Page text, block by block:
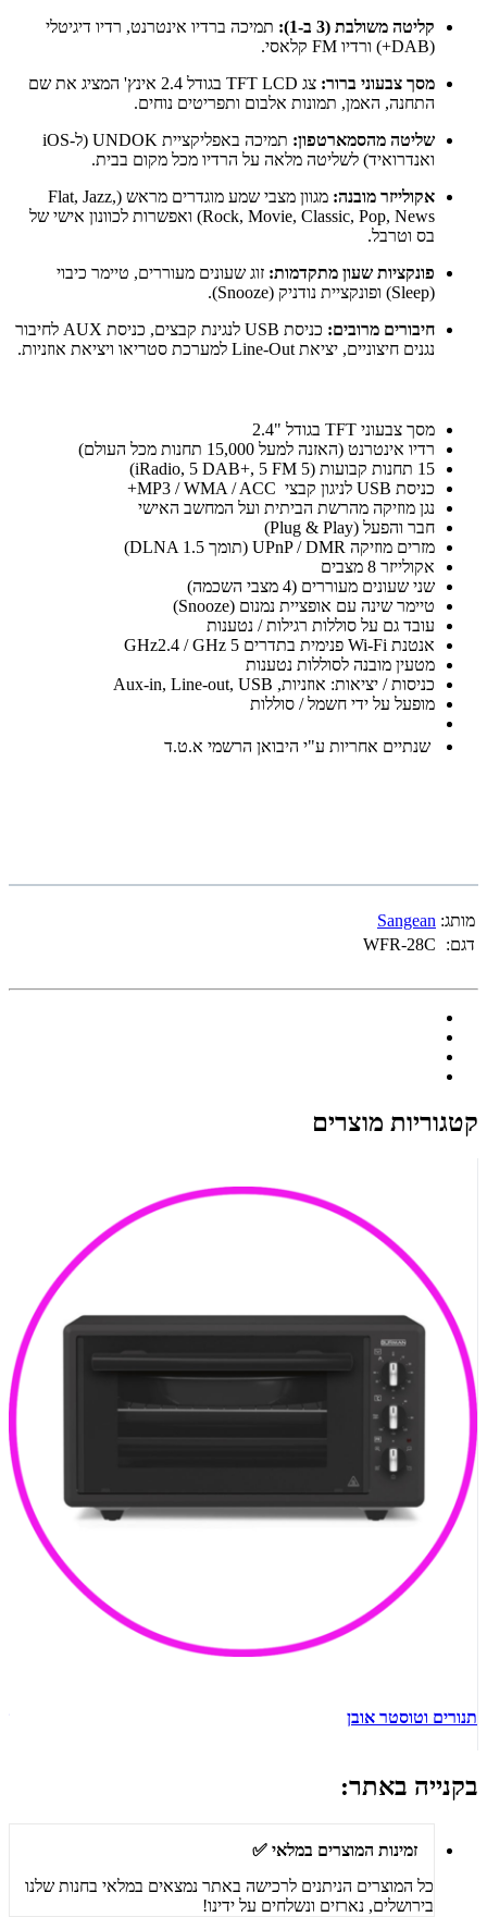
קליטה משולבת (3 ב-1):
תמיכה ברדיו אינטרנט, רדיו דיגיטלי
(DAB+) ורדיו FM קלאסי.
מסך צבעוני ברור:
צג TFT LCD בגודל 2.4 אינץ' המציג את שם
התחנה, האמן, תמונות אלבום ותפריטים נוחים.
שליטה מהסמארטפון:
תמיכה באפליקציית UNDOK (ל-iOS
ואנדרואיד) לשליטה מלאה על הרדיו מכל מקום בבית.
אקולייזר מובנה:
מגוון מצבי שמע מוגדרים מראש (Flat, Jazz,
Rock, Movie, Classic, Pop, News) ואפשרות לכוונון אישי של
בס וטרבל.
פונקציות שעון מתקדמות: זוג שעונים מעוררים, טיימר כיבוי
(Sleep) ופונקציית נודניק (Snooze).
חיבורים מרובים:
כניסת USB לנגינת קבצים, כניסת AUX לחיבור
נגנים חיצוניים, יציאת Line-Out למערכת סטריאו ויציאת אוזניות.
מסך צבעוני TFT בגודל "2.4
רדיו אינטרנט (האזנה למעל 15,000 תחנות מכל העולם)
15 תחנות קבועות (5 iRadio, 5 DAB+, 5 FM)
כניסת USB לניגון קבצי MP3 / WMA / ACC+
נגן מוזיקה מהרשת הביתית ועל המחשב האישי
חבר והפעל (Plug & Play)
מזרים מוזיקה UPnP / DMR (תומך DLNA 1.5)
אקולייזר 8 מצבים
שני שעונים מעוררים (4 מצבי השכמה)
טיימר שינה עם אופציית נמנום (Snooze)
עובד גם על סוללות רגילות / נטענות
אנטנת Wi-Fi פנימית בתדרים GHz2.4 / GHz 5
מטעין מובנה לסוללות נטענות
כניסות / יציאות: אוזניות, Aux-in, Line-out, USB
מופעל על ידי חשמל / סוללות
שנתיים אחריות ע"י היבואן הרשמי א.ט.ד
מותג: Sangean
דגם:
WFR-28C
קטגוריות מוצרים
תנורים וטוסטר אובן
בקנייה באתר:
זמינות המוצרים במלאי ✅
כל המוצרים הניתנים לרכישה באתר נמצאים במלאי בחנות שלנו
בירושלים, נארזים ונשלחים על ידינו!